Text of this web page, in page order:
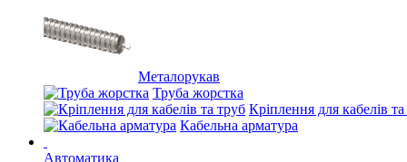
Металорукав
Труба жорстка
Кріплення для кабелів
Кабельна арматура
Автоматика